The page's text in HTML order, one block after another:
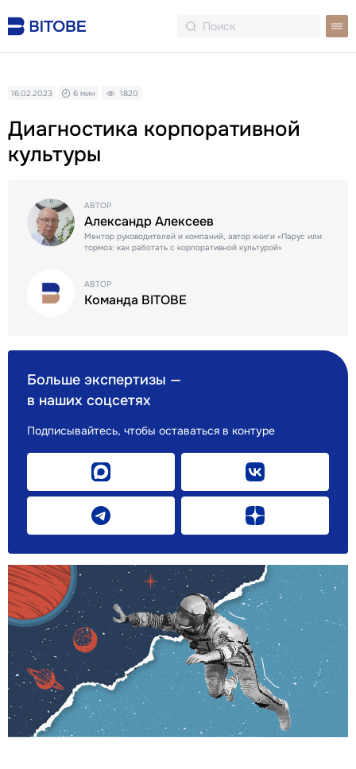
Диагностика корпоративной
культуры
16.02.2023 6 мин 1820
Больше экспертизы —
в наших соцсетях
Подписывайтесь, чтобы оставаться в контуре
АВТОР
Александр Алексеев
Ментор руководителей и компаний, автор книги «Парус или
тормоз: как работать с корпоративной культурой»
АВТОР
Команда BITOBE